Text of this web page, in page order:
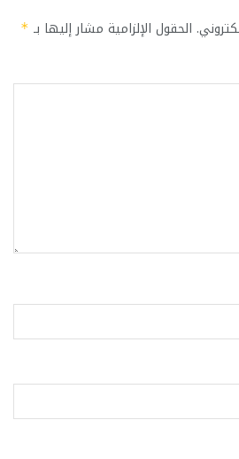
الحقول الإلزامية مشار إليها بـ *